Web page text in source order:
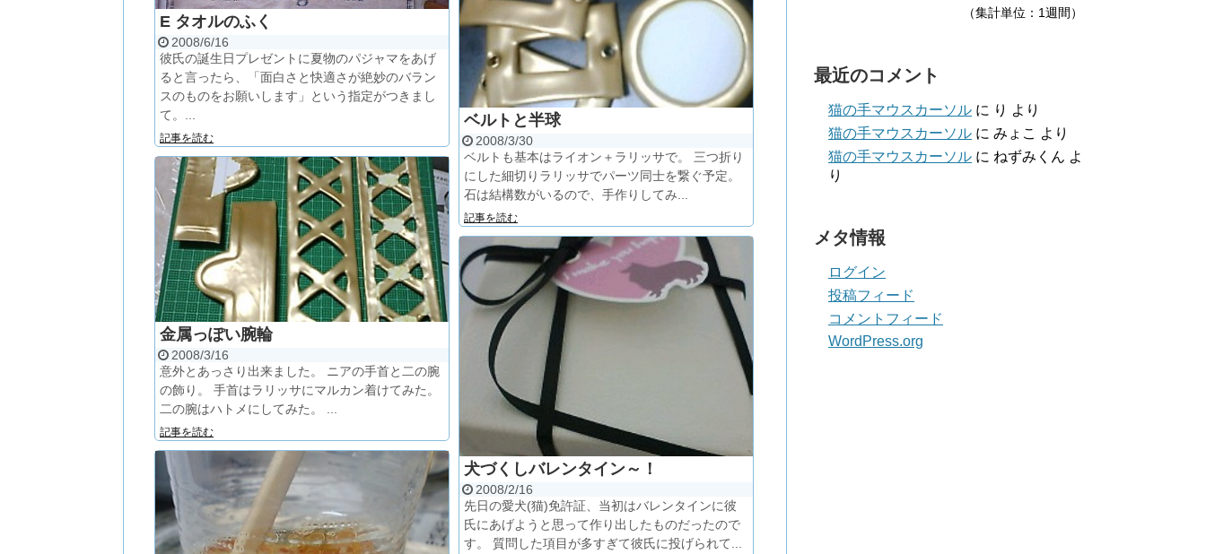
E タオルのふく
2008/6/16
彼氏の誕生日プレゼントに夏物のパジャマをあげ
ると言ったら、「面白さと快適さが絶妙のバラン
スのものをお願いします」という指定がつきまし
て。...
記事を読む
ベルトと半球
2008/3/30
ベルトも基本はライオン＋ラリッサで。 三つ折り
にした細切りラリッサでパーツ同士を繋ぐ予定。
石は結構数がいるので、手作りしてみ...
記事を読む
金属っぽい腕輪
2008/3/16
意外とあっさり出来ました。 ニアの手首と二の腕
の飾り。 手首はラリッサにマルカン着けてみた。
二の腕はハトメにしてみた。 ...
記事を読む
犬づくしバレンタイン～！
2008/2/16
先日の愛犬(猫)免許証、当初はバレンタインに彼
氏にあげようと思って作り出したものだったので
す。 質問した項目が多すぎて彼氏に投げられて...
（集計単位：1週間）
最近のコメント
猫の手マウスカーソル に り より
猫の手マウスカーソル に みょこ より
猫の手マウスカーソル に ねずみくん よ
り
メタ情報
ログイン
投稿フィード
コメントフィード
WordPress.org